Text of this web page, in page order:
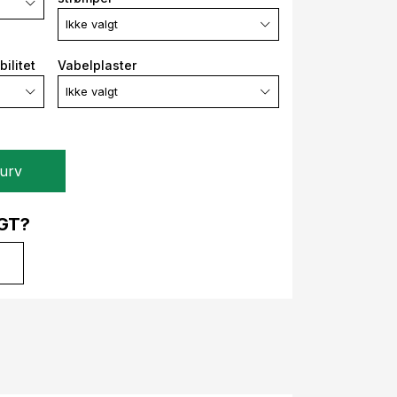
Ikke valgt
Vabelplaster
Ikke valgt